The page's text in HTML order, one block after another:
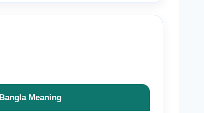
Bangla Meaning